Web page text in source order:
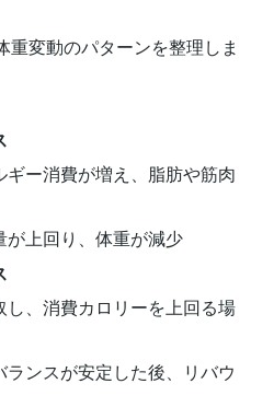
重変動のパターンを整理しま
ギー消費が増え、脂肪や筋肉
が上回り、体重が減少
し、消費カロリーを上回る場
ンスが安定した後、リバウ